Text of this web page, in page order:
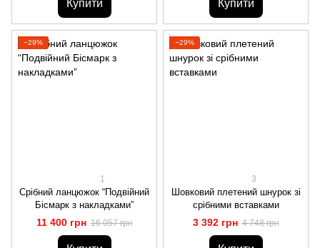
Купити Купити
−29%
1
Срібний ланцюжок “Подвійний
Бісмарк з накладками”
11 400 грн 16 057 грн
−29%
3
Шовковий плетений шнурок зі
срібними вставками
3 392 грн 4 748 грн